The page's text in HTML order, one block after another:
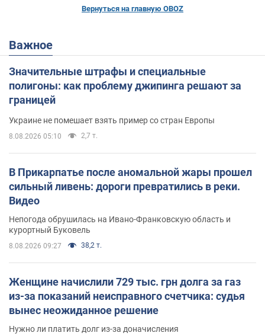
Вернуться на главную OBOZ
Важное
Значительные штрафы и специальные
полигоны: как проблему джипинга решают за
границей
Украине не помешает взять пример со стран Европы
8.08.2026 05:10 2,7 т.
В Прикарпатье после аномальной жары прошел
сильный ливень: дороги превратились в реки.
Видео
Непогода обрушилась на Ивано-Франковскую область и
курортный Буковель
8.08.2026 09:27 38,2 т.
Женщине начислили 729 тыс. грн долга за газ
из-за показаний неисправного счетчика: судья
вынес неожиданное решение
Нужно ли платить долг из-за доначисления